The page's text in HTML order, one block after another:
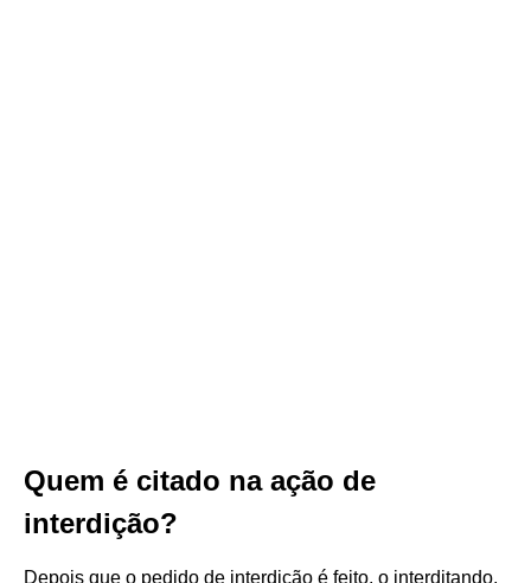
Quem é citado na ação de
interdição?
Depois que o pedido de interdição é feito, o interditando,